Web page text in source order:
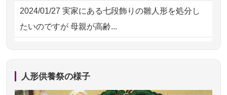
2026/07/15 お客様の声を読み、丁寧に供養してい
ただけそう...
2026/07/11思い出のある人形達を、ちゃんと供養
2024/01/27 実家にある七段飾りの雛人形を処分し
たいのですが 母親が高齢...
2024/01/13剥製の供養・処分をお願いできます
人形供養祭の様子